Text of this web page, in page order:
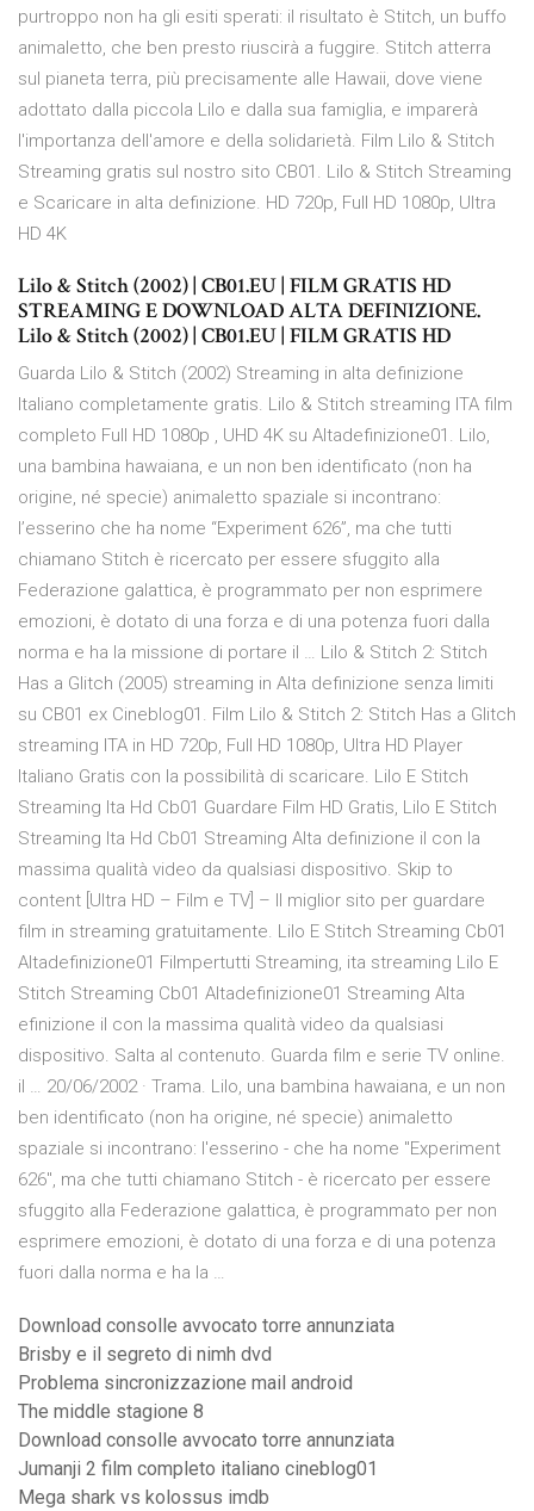
purtroppo non ha gli esiti sperati: il risultato è Stitch, un buffo
animaletto, che ben presto riuscirà a fuggire. Stitch atterra
sul pianeta terra, più precisamente alle Hawaii, dove viene
adottato dalla piccola Lilo e dalla sua famiglia, e imparerà
l'importanza dell'amore e della solidarietà. Film Lilo & Stitch
Streaming gratis sul nostro sito CB01. Lilo & Stitch Streaming
e Scaricare in alta definizione. HD 720p, Full HD 1080p, Ultra
HD 4K
Lilo & Stitch (2002) | CB01.EU | FILM GRATIS HD
STREAMING E DOWNLOAD ALTA DEFINIZIONE.
Lilo & Stitch (2002) | CB01.EU | FILM GRATIS HD
Guarda Lilo & Stitch (2002) Streaming in alta definizione
Italiano completamente gratis. Lilo & Stitch streaming ITA film
completo Full HD 1080p , UHD 4K su Altadefinizione01. Lilo,
una bambina hawaiana, e un non ben identificato (non ha
origine, né specie) animaletto spaziale si incontrano:
l’esserino che ha nome “Experiment 626”, ma che tutti
chiamano Stitch è ricercato per essere sfuggito alla
Federazione galattica, è programmato per non esprimere
emozioni, è dotato di una forza e di una potenza fuori dalla
norma e ha la missione di portare il … Lilo & Stitch 2: Stitch
Has a Glitch (2005) streaming in Alta definizione senza limiti
su CB01 ex Cineblog01. Film Lilo & Stitch 2: Stitch Has a Glitch
streaming ITA in HD 720p, Full HD 1080p, Ultra HD Player
Italiano Gratis con la possibilità di scaricare. Lilo E Stitch
Streaming Ita Hd Cb01 Guardare Film HD Gratis, Lilo E Stitch
Streaming Ita Hd Cb01 Streaming Alta definizione il con la
massima qualità video da qualsiasi dispositivo. Skip to
content [Ultra HD – Film e TV] – Il miglior sito per guardare
film in streaming gratuitamente. Lilo E Stitch Streaming Cb01
Altadefinizione01 Filmpertutti Streaming, ita streaming Lilo E
Stitch Streaming Cb01 Altadefinizione01 Streaming Alta
efinizione il con la massima qualità video da qualsiasi
dispositivo. Salta al contenuto. Guarda film e serie TV online.
il … 20/06/2002 · Trama. Lilo, una bambina hawaiana, e un non
ben identificato (non ha origine, né specie) animaletto
spaziale si incontrano: l'esserino - che ha nome "Experiment
626", ma che tutti chiamano Stitch - è ricercato per essere
sfuggito alla Federazione galattica, è programmato per non
esprimere emozioni, è dotato di una forza e di una potenza
fuori dalla norma e ha la …
Download consolle avvocato torre annunziata
Brisby e il segreto di nimh dvd
Problema sincronizzazione mail android
The middle stagione 8
Download consolle avvocato torre annunziata
Jumanji 2 film completo italiano cineblog01
Mega shark vs kolossus imdb